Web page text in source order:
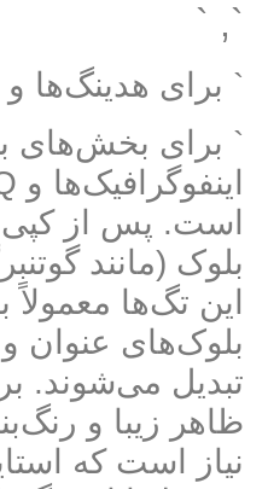
`, `
` برای هدینگ‌ها
` برای بخش‌های
است. پس از کپی
بلوک (مانند
این تگ‌ها
تبدیل می‌شوند.
ظاهر زیبا و